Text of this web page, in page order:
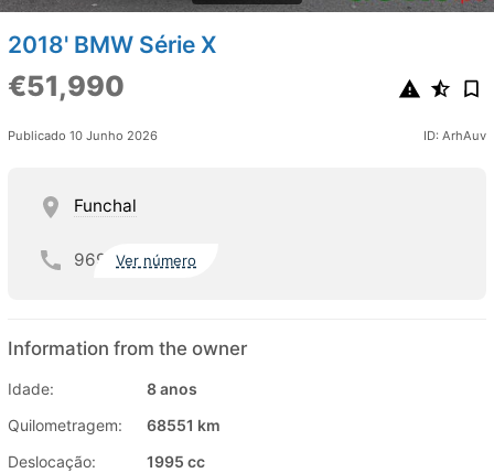
2018' BMW Série X
€51,990
Publicado 10 Junho 2026 ID: ArhAuv
Funchal
969 Ver número
Information from the owner
Idade:
8 anos
Quilometragem:
68551 km
Deslocação:
1995 cc